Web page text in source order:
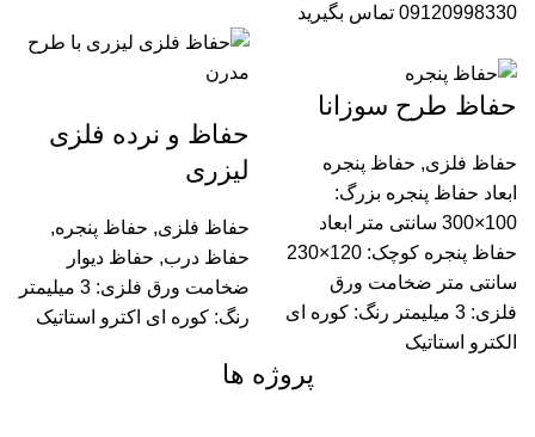
09120998330 تماس بگیرید
حفاظ طرح سوزانا
حفاظ فلزی, حفاظ پنجره
ابعاد حفاظ پنجره بزرگ:
100×300 سانتی متر ابعاد
حفاظ پنجره کوچک: 120×230
سانتی متر ضخامت ورق
فلزی: 3 میلیمتر رنگ: کوره ای
الکترو استاتیک
حفاظ و نرده فلزی
لیزری
حفاظ فلزی, حفاظ پنجره,
حفاظ درب, حفاظ دیوار
ضخامت ورق فلزی: 3 میلیمتر
رنگ: کوره ای اکترو استاتیک
پروژه ها